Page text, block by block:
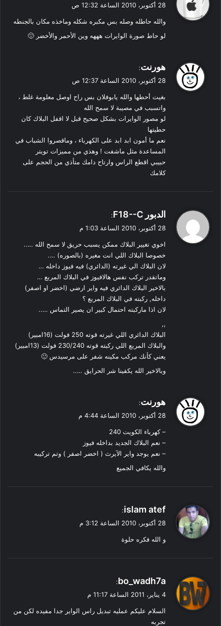
ل
28 أكتوبر، 2010 الساعة 12:32 ص
والله حاطله وصله بس مكبره شكله وماخذه مكان بالجنطه
لو حاط صورة الوايرات هههه وين الأحمر والأخضر 🙂
ل
هورنت:
28 أكتوبر، 2010 الساعة 12:37 ص
بغيت أحطها والله يابوفلان بس راح اوصل معلومة غلط ،
واتسبب في مصيبة لا سمح الله
لو مصور الوايرات بشكل صحيح قبل لا اقفل البلاك كان
حطيتها
نعم ما أمون ابد ابد على الكهرباء ، وماقصروا الشباب في
المساعدة مثل ماشفت ! وهذي من مميزات تويتر
حبيبي اقطع الراس وارتاح دامك متأذي من الحجم على
كلامك
ي
ل
الدبور F18--C
:
28 أكتوبر، 2010 الساعة 1:03 م
اخوي تغيير البلاك ممكن يسبب حريق لا سمح الله …..
خصوصا البلاك اللي انت مغيره (بالصوره) ….
لان البلاك الي غيرته (الدائري) فيه فيوز داخله …
وماتقدر تركب نفس هالافيوز في البلاك المربع …
بالاخير البلاك الدائري فيه واير ارضي (اخضر او اصفر)
داخله, ركبته في البلاك المربع ؟
لان اذا ماركبته احتمال كبير ان يصير التماس …..
,,
البلاك الدائري اللي غيرته قوته 250 فولت (16امبير)
والبلاك المربع اللي ركبته قوته 230/240 فولت (13امبير)
يعني كأنك مركب مكينه شفر على مرسيدس 🙂
وبالاخير الله يكفينا شر الحرايق …..
ل
هورنت:
28 أكتوبر، 2010 الساعة 4:44 م
– كهرباء الكويت 240
– نعم البلاك الجديد بداخله فيوز
– نعم يوجد واير الآيرث ( اخضر اصفر ) وتم تركيبه
والله يكافي الجميع
ي
ل
islam atef
:
28 أكتوبر، 2010 الساعة 3:12 م
و الله فكره حلوة
ي
ل
bo_wadh7a
:
4 يناير، 2011 الساعة 11:17 م
السلام عليكم عمليه تبديل راس الواير جدا مفيده لكن من
تجربه